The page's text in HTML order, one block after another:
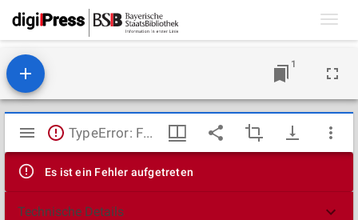
1
Mirador
Viewer
TypeError: Failed to fetch
Es ist ein Fehler aufgetreten
Technische Details